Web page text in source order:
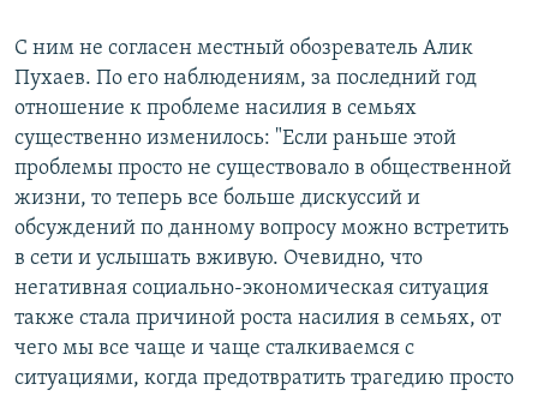
С ним не согласен местный обозреватель Алик
Пухаев. По его наблюдениям, за последний год
отношение к проблеме насилия в семьях
существенно изменилось: "Если раньше этой
проблемы просто не существовало в общественной
жизни, то теперь все больше дискуссий и
обсуждений по данному вопросу можно встретить
в сети и услышать вживую. Очевидно, что
негативная социально-экономическая ситуация
также стала причиной роста насилия в семьях, от
чего мы все чаще и чаще сталкиваемся с
ситуациями, когда предотвратить трагедию просто